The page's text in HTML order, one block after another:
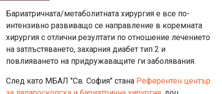
Бариатричната/метаболитната хирургия е все по-
интензивно развиващо се направление в коремната
хирургия с отлични резултати по отношение лечението
на затлъстяването, захарния диабет тип 2 и
повлияването на придружаващите ги заболявания.
След като МБАЛ "Св. София" стана Референтен център